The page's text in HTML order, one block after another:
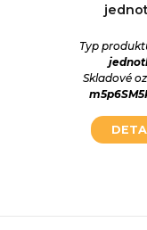
Typ
Skladové